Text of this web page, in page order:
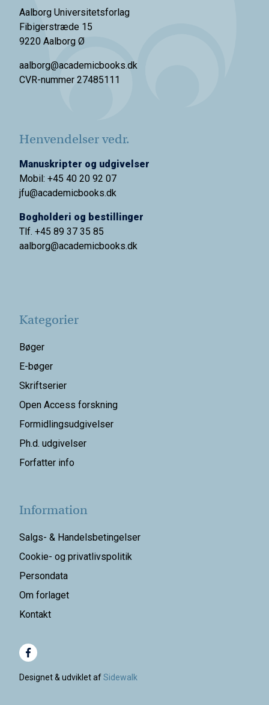
Aalborg Universitetsforlag
Fibigerstræde 15
9220 Aalborg Ø
aalborg@academicbooks.dk
CVR-nummer 27485111
Henvendelser vedr.
Manuskripter og udgivelser
Mobil: +45 40 20 92 07
jfu@academicbooks.dk
Bogholderi og bestillinger
Tlf. +45 89 37 35 85
aalborg@academicbooks.dk
Kategorier
Bøger
E-bøger
Skriftserier
Open Access forskning
Formidlingsudgivelser
Ph.d. udgivelser
Forfatter info
Information
Salgs- & Handelsbetingelser
Cookie- og privatlivspolitik
Persondata
Om forlaget
Kontakt
Designet & udviklet afSidewalk